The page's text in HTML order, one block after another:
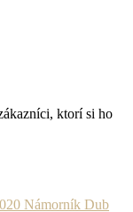
ktorí si ho